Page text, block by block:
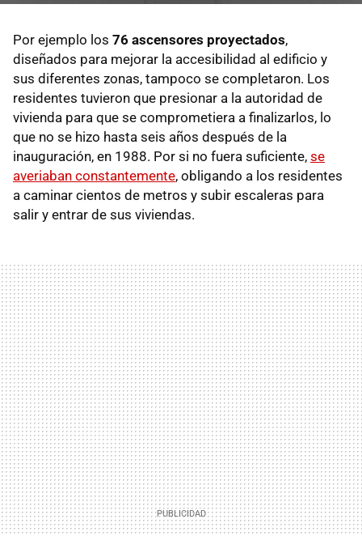
Por ejemplo los 76 ascensores proyectados,
diseñados para mejorar la accesibilidad al edificio y
sus diferentes zonas, tampoco se completaron. Los
residentes tuvieron que presionar a la autoridad de
vivienda para que se comprometiera a finalizarlos, lo
que no se hizo hasta seis años después de la
inauguración, en 1988. Por si no fuera suficiente, se
averiaban constantemente, obligando a los residentes
a caminar cientos de metros y subir escaleras para
salir y entrar de sus viviendas.